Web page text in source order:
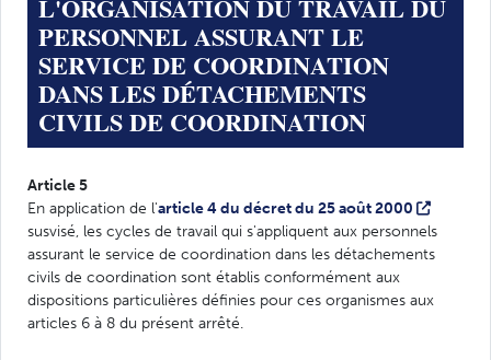
L'ORGANISATION DU TRAVAIL DU
PERSONNEL ASSURANT LE
SERVICE DE COORDINATION
DANS LES DÉTACHEMENTS
CIVILS DE COORDINATION
Article 5
En application de l'article 4 du décret du 25 août 2000
susvisé, les cycles de travail qui s'appliquent aux personnels
assurant le service de coordination dans les détachements
civils de coordination sont établis conformément aux
dispositions particulières définies pour ces organismes aux
articles 6 à 8 du présent arrêté.